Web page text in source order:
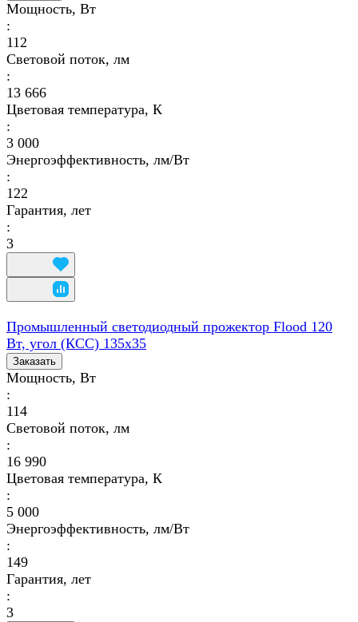
Мощность, Вт
:
112
Световой поток, лм
:
13 666
Цветовая температура, К
:
3 000
Энергоэффективность, лм/Вт
:
122
Гарантия, лет
:
3
Промышленный светодиодный прожектор Flood 120
Вт, угол (КСС) 135х35
Заказать
Мощность, Вт
:
114
Световой поток, лм
:
16 990
Цветовая температура, К
:
5 000
Энергоэффективность, лм/Вт
:
149
Гарантия, лет
:
3